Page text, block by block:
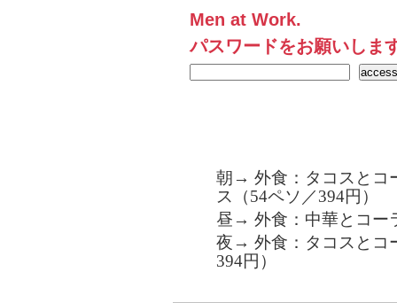
Men at Work.
パスワードをお願いしま
朝→ 外食：タコスとコ
ス（54ペソ／394円）
昼→ 外食：中華とコー
夜→ 外食：タコスとコ
394円）